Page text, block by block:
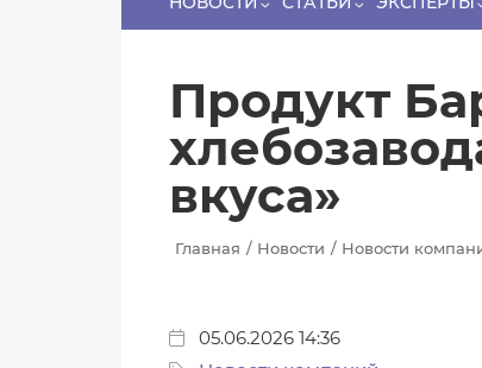
Продукт
вкуса»
Главная Новости Новости
05.06.2026 14:36